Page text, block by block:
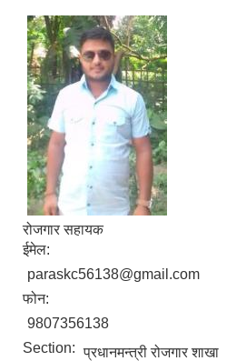
रोजगार सहायक
ईमेल:
paraskc56138@gmail.com
फोन:
9807356138
Section: प्रधानमन्त्री रोजगार शाखा